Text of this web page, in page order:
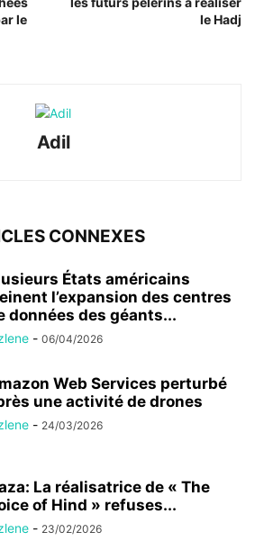
le
le Hadj
Adil
CONNEXES
États américains
l’expansion des centres
données des géants...
- 06/04/2026
Web Services perturbé
une activité de drones
- 24/03/2026
La réalisatrice de « The
of Hind » refuses...
- 23/02/2026